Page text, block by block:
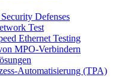
Defenses
Test
Ethernet Testing
MPO-Verbindern
Automatisierung (TPA)